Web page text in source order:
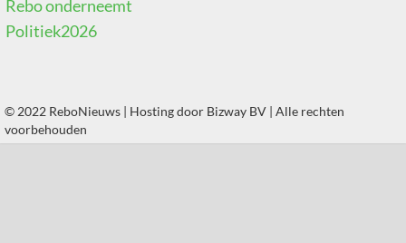
Rebo onderneemt
Politiek2026
© 2022 ReboNieuws | Hosting door Bizway BV | Alle rechten
voorbehouden